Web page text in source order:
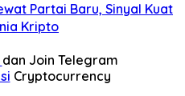
Partai Baru, Sinyal Kuat
Kripto
dan Join Telegram
Cryptocurrency